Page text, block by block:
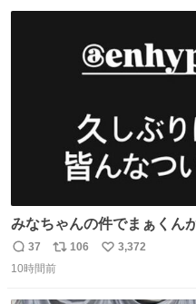
みなちゃんの件でまぁくん
ど絶対間違えてる。 悪いの
んなのみなちゃん望んでな
返
信
37
リ
ポ
106
い
3,372
10時間前